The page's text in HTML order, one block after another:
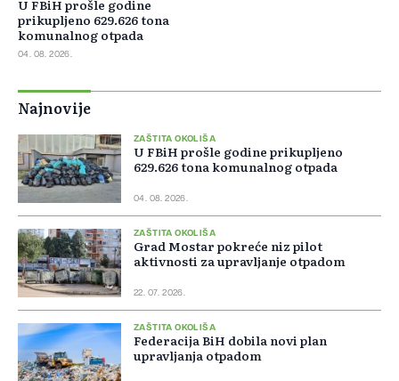
U FBiH prošle godine
prikupljeno 629.626 tona
komunalnog otpada
04. 08. 2026.
Najnovije
ZAŠTITA OKOLIŠA
U FBiH prošle godine prikupljeno
629.626 tona komunalnog otpada
04. 08. 2026.
ZAŠTITA OKOLIŠA
Grad Mostar pokreće niz pilot
aktivnosti za upravljanje otpadom
22. 07. 2026.
ZAŠTITA OKOLIŠA
Federacija BiH dobila novi plan
upravljanja otpadom